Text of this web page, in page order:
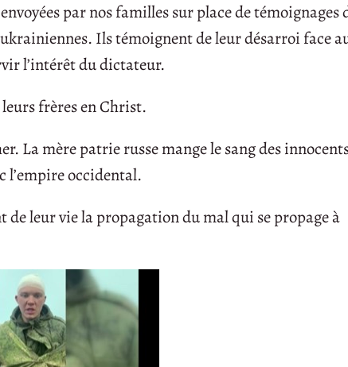
par nos familles sur place de témoignages
Ils témoignent de leur désarroi face
l’intérêt du dictateur.
frères en Christ.
La mère patrie russe mange le sang des
l’empire occidental.
de leur vie la propagation du mal qui se propage à